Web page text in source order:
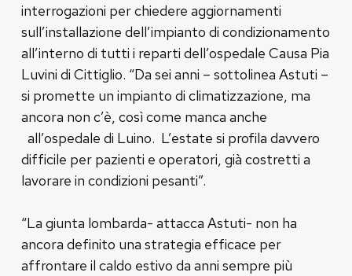
interrogazioni per chiedere aggiornamenti
sull’installazione dell’impianto di condizionamento
all’interno di tutti i reparti dell’ospedale Causa Pia
Luvini di Cittiglio. “Da sei anni – sottolinea Astuti –
si promette un impianto di climatizzazione, ma
ancora non c’è, così come manca anche
all’ospedale di Luino. L’estate si profila davvero
difficile per pazienti e operatori, già costretti a
lavorare in condizioni pesanti”.
“La giunta lombarda- attacca Astuti- non ha
ancora definito una strategia efficace per
affrontare il caldo estivo da anni sempre più